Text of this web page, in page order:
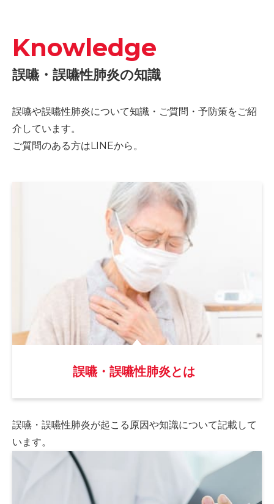
Knowledge
誤嚥・誤嚥性肺炎の知識
誤嚥や誤嚥性肺炎について知識・ご質問・予防策をご紹
介しています。
ご質問のある方はLINEから。
誤嚥・誤嚥性肺炎とは
誤嚥・誤嚥性肺炎が起こる原因や知識について記載して
います。